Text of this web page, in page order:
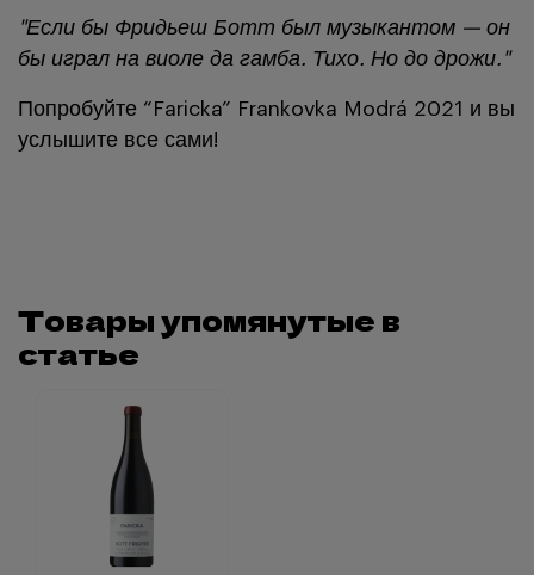
"Если бы Фридьеш Ботт был музыкантом — он
бы играл на виоле да гамба. Тихо. Но до дрожи."
Попробуйте “Faricka” Frankovka Modrá 2021 и вы
услышите все сами!
Товары упомянутые в
статье